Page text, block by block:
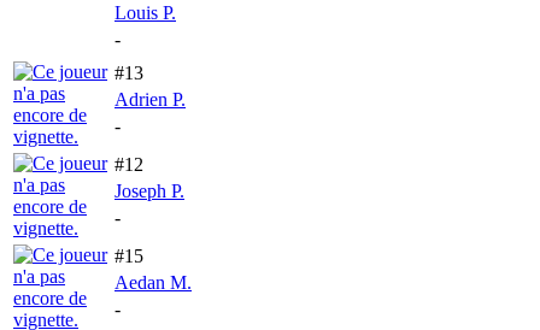
Louis P.
-
#13
Adrien P.
-
#12
Joseph P.
-
#15
Aedan M.
-